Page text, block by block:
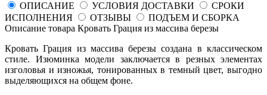
ОПИСАНИЕ
УСЛОВИЯ ДОСТАВКИ
СРОКИ
ИСПОЛНЕНИЯ
ОТЗЫВЫ
ПОДЪЕМ И СБОРКА
Описание товара Кровать Грация из массива березы
Кровать Грация из массива березы создана в классическом
стиле. Изюминка модели заключается в резных элементах
изголовья и изножья, тонированных в темный цвет, выгодно
выделяющихся на общем фоне.